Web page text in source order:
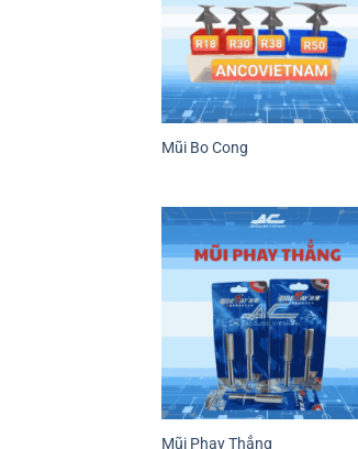
Mũi Bo Cong
Mũi Phay Thẳng